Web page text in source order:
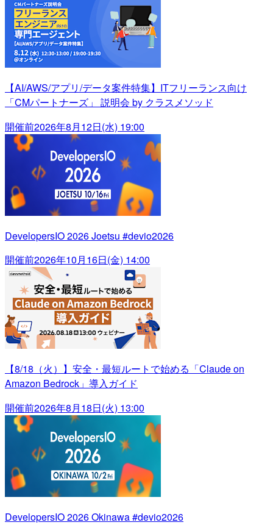
【AI/AWS/アプリ/データ案件特集】ITフリーランス向け
「CMパートナーズ」 説明会 by クラスメソッド
開催前2026年8月12日(水) 19:00
DevelopersIO 2026 Joetsu #devio2026
開催前2026年10月16日(金) 14:00
【8/18（火）】安全・最短ルートで始める「Claude on
Amazon Bedrock」導入ガイド
開催前2026年8月18日(火) 13:00
DevelopersIO 2026 Okinawa #devio2026